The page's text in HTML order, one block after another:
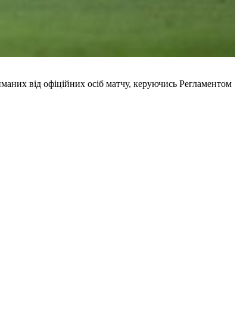
від офіційних осіб матчу, керуючись Регламентом